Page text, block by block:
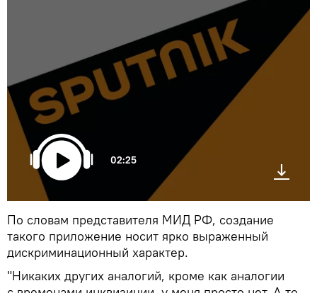
02:25
По словам представителя МИД РФ, создание
такого приложение носит ярко выраженный
дискриминационный характер.
"Никаких других аналогий, кроме как аналогии